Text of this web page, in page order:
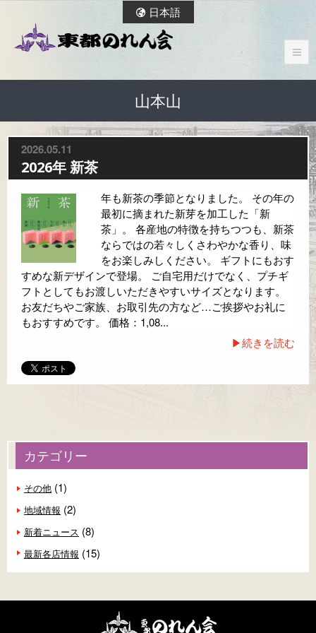
日本語
山本山
2026.05.11
2026年 新茶
年も新茶の季節となりました。 その年の
最初に摘まれた新芽を加工した「新
茶」。 各産地の特徴を持ちつつも、新茶
ならではの若々しくさわやかな香り、味
をお楽しみしください。 ギフトにもおす
すめな新デザインで登場。 ご自宅用だけでなく、プチギ
フトとしてもお渡しいただきやすいサイズとなります。
お友だちやご家族、お取引先の方など…ご挨拶やお礼に
もおすすめです。 価格：1,08...
▶続きを読む
カテゴリー
その他 (1)
地域情報 (2)
新着ニュース (8)
最新各店情報 (15)